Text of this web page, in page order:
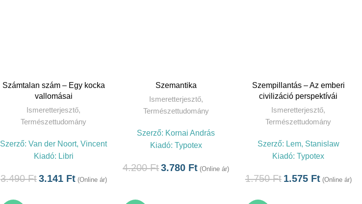
TOVÁBB
Számtalan szám – Egy kocka
vallomásai
Ismeretterjesztő,
Természettudomány
Szerző:Van der Noort, Vincent
Kiadó: Libri
3.490Ft3.141 Ft (Online ár)
KOSÁRBA TESZEM
Szemantika
Ismeretterjesztő,
Természettudomány
Szerző: Kornai András
Kiadó: Typotex
4.200Ft3.780 Ft (Online ár)
TOVÁBB
Szempillantás – Az emberi
civilizáció perspektívái
Ismeretterjesztő,
Természettudomány
Szerző: Lem, Stanislaw
Kiadó:Typotex
1.750Ft 1.575 Ft (Online ár)